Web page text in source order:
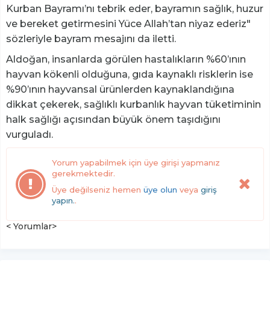
Kurban Bayramı’nı tebrik eder, bayramın sağlık, huzur
ve bereket getirmesini Yüce Allah’tan niyaz ederiz"
sözleriyle bayram mesajını da iletti.
Aldoğan, insanlarda görülen hastalıkların %60’ının
hayvan kökenli olduğuna, gıda kaynaklı risklerin ise
%90’ının hayvansal ürünlerden kaynaklandığına
dikkat çekerek, sağlıklı kurbanlık hayvan tüketiminin
halk sağlığı açısından büyük önem taşıdığını
vurguladı.
Yorum yapabilmek için üye girişi yapmanız
gerekmektedir.
Üye değilseniz hemen üye olun veya giriş
yapın..
< Yorumlar>